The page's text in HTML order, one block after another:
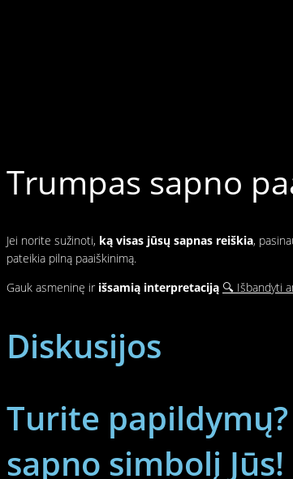
Trumpas sapno
Jei norite sužinoti, ką visas jūsų sapnas reiškia,
pateikia pilną paaiškinimą.
Gauk asmeninę ir išsamią interpretaciją 🔍 Išbandyti
Diskusijos
Turite
sapno simbolį Jūs!